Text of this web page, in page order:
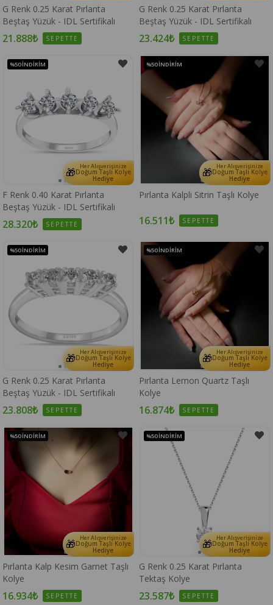
G Renk 0.25 Karat Pırlanta
Beştaş Yüzük - IDL Sertifikalı
21.888₺ SEPETTE
G Renk 0.25 Karat Pırlanta
Beştaş Yüzük - IDL Sertifikalı
23.424₺ SEPETTE
🎁 Her Alışverişinize
Doğum Taşlı Kolye
Hediye
F Renk 0.40 Karat Pırlanta
Beştaş Yüzük - IDL Sertifikalı
28.320₺ SEPETTE
%50İNDIRIM
🎁 Her Alışverişinize
Doğum Taşlı Kolye
Hediye
Pırlanta Kalpli Sitrin Taşlı Kolye
16.511₺ SEPETTE
%50İNDIRIM
🎁 Her Alışverişinize
Doğum Taşlı Kolye
Hediye
G Renk 0.25 Karat Pırlanta
Beştaş Yüzük - IDL Sertifikalı
23.808₺ SEPETTE
%50İNDIRIM
🎁 Her Alışverişinize
Doğum Taşlı Kolye
Hediye
Pırlanta Lemon Quartz Taşlı
Kolye
16.874₺ SEPETTE
%50İNDIRIM
🎁 Her Alışverişinize
Doğum Taşlı Kolye
Hediye
Pırlanta Kalp Kesim Garnet Taşlı
Kolye
16.934₺ SEPETTE
%50İNDIRIM
🎁 Her Alışverişinize
Doğum Taşlı Kolye
Hediye
G Renk 0.25 Karat Pırlanta
Tektaş Kolye
23.587₺ SEPETTE
%50İNDIRIM